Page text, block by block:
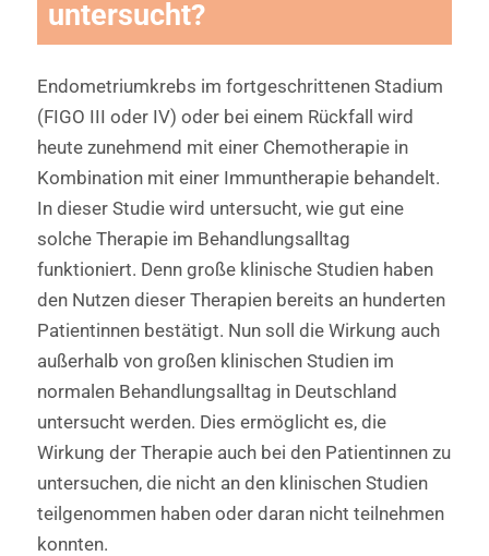
untersucht?
Endometriumkrebs im fortgeschrittenen Stadium
(FIGO III oder IV) oder bei einem Rückfall wird
heute zunehmend mit einer Chemotherapie in
Kombination mit einer Immuntherapie behandelt.
In dieser Studie wird untersucht, wie gut eine
solche Therapie im Behandlungsalltag
funktioniert. Denn große klinische Studien haben
den Nutzen dieser Therapien bereits an hunderten
Patientinnen bestätigt. Nun soll die Wirkung auch
außerhalb von großen klinischen Studien im
normalen Behandlungsalltag in Deutschland
untersucht werden. Dies ermöglicht es, die
Wirkung der Therapie auch bei den Patientinnen zu
untersuchen, die nicht an den klinischen Studien
teilgenommen haben oder daran nicht teilnehmen
konnten.